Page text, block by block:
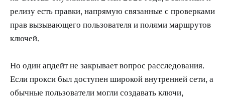
релизу есть правки, напрямую связанные с проверками
прав вызывающего пользователя и полями маршрутов
ключей.
Но один апдейт не закрывает вопрос расследования.
Если прокси был доступен широкой внутренней сети, а
обычные пользователи могли создавать ключи,